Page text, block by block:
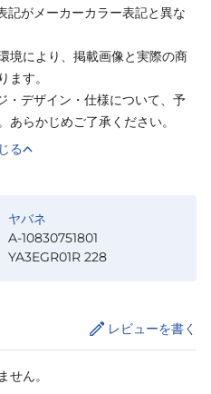
がメーカーカラー表記と異な
境により、掲載画像と実際の商
す。
デザイン・仕様について、予
らかじめご了承ください。
る
ヤバネ
A-10830751801
YA3EGR01R 228
レビューを書く
せん。